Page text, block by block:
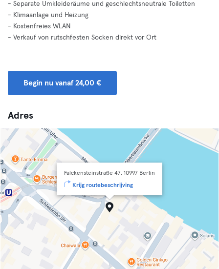
- Separate Umkleideräume und geschlechtsneutrale Toiletten
- Klimaanlage und Heizung
- Kostenfreies WLAN
- Verkauf von rutschfesten Socken direkt vor Ort
Begin nu vanaf 24,00 €
Adres
Falckensteinstraße 47, 10997 Berlin
Krijg routebeschrijving